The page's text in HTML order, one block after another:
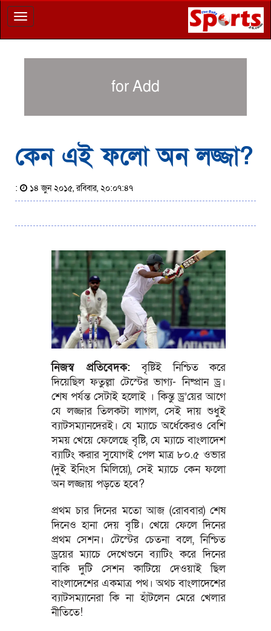
Toggle
navigation
for Add
কেন এই ফলো অন লজ্জা?
: ১৪ জুন ২০১৫, রবিবার, ২০:০৭:৪৭
নিজস্ব প্রতিবেদক: বৃষ্টিই নিশ্চিত করে
দিয়েছিল ফতুল্লা টেস্টের ভাগ্য- নিষ্প্রান ড্র।
শেষ পর্যন্ত সেটাই হলোই । কিন্তু ড্র’য়ের আগে
যে লজ্জার তিলকটা লাগল, সেই দায় শুধুই
ব্যাটসম্যানদেরই। যে ম্যাচে অর্ধেকেরও বেশি
সময় খেয়ে ফেলেছে বৃষ্টি, যে ম্যাচে বাংলাদেশ
ব্যাটিং করার সুযোগই পেল মাত্র ৮০.৫ ওভার
(দুই ইনিংস মিলিয়ে), সেই ম্যাচে কেন ফলো
অন লজ্জায় পড়তে হবে?
প্রথম চার দিনের মতো আজ (রোববার) শেষ
দিনেও হানা দেয় বৃষ্টি। খেয়ে ফেলে দিনের
প্রথম সেশন। টেস্টের চেতনা বলে, নিশ্চিত
ড্রয়ের ম্যাচে দেখেশুনে ব্যাটিং করে দিনের
বাকি দুটি সেশন কাটিয়ে দেওয়াই ছিল
বাংলাদেশের একমাত্র পথ। অথচ বাংলাদেশের
ব্যাটসম্যানেরা কি না হাঁটলেন মেরে খেলার
নীতিতে!